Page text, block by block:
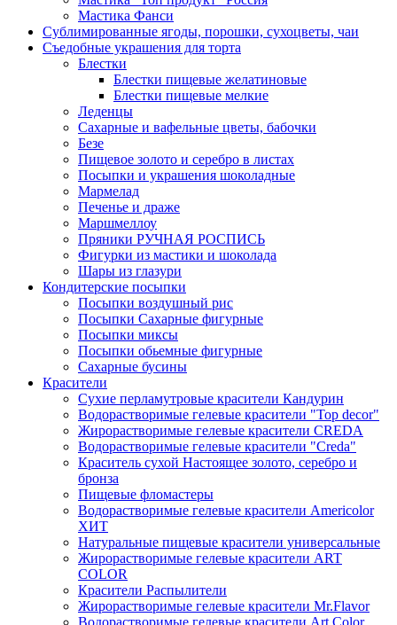
Мастика Фанси
Сублимированные ягоды, порошки, сухоцветы, чаи
Съедобные украшения для торта
Блестки
Блестки пищевые желатиновые
Блестки пищевые мелкие
Леденцы
Сахарные и вафельные цветы, бабочки
Безе
Пищевое золото и серебро в листах
Посыпки и украшения шоколадные
Мармелад
Печенье и драже
Маршмеллоу
Пряники РУЧНАЯ РОСПИСЬ
Фигурки из мастики и шоколада
Шары из глазури
Кондитерские посыпки
Посыпки воздушный рис
Посыпки Сахарные фигурные
Посыпки миксы
Посыпки обьемные фигурные
Сахарные бусины
Красители
Сухие перламутровые красители Кандурин
Водорастворимые гелевые красители "Top decor"
Жирорастворимые гелевые красители CREDA
Водорастворимые гелевые красители "Creda"
Краситель сухой Настоящее золото, серебро и
бронза
Пищевые фломастеры
Водорастворимые гелевые красители Americolor
ХИТ
Натуральные пищевые красители универсальные
Жирорастворимые гелевые красители ART
COLOR
Красители Распылители
Жирорастворимые гелевые красители Mr.Flavor
Водорастворимые гелевые красители Art Color